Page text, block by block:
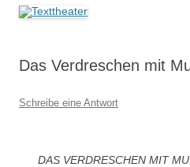
Das Verdreschen mit
Schreibe eine Antwort
DAS VERDRESCHEN MIT